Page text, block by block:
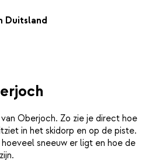
Duitsland
Oberjoch. Zo zie je direct hoe
in het skidorp en op de piste.
sneeuw er ligt en hoe de